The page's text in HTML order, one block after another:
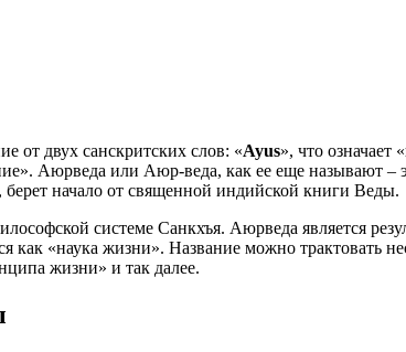
от двух санскритских слов: «Ayus», что
Аюрведа или Аюр-веда, как ее еще называют –
начало от священной индийской книги Веды.
системе Санкхъя. Аюрведа является
как «наука жизни». Название можно трактовать
жизни» и так далее.